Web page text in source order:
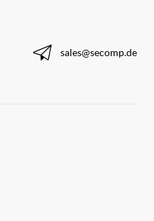
sales@secomp.de